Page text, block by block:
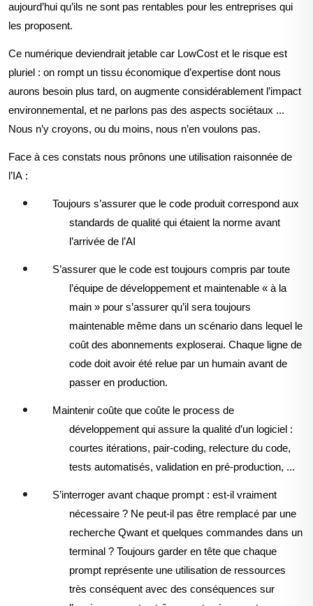
aujourd’hui qu’ils ne sont pas rentables pour les entreprises qui
les proposent.
Ce numérique deviendrait jetable car LowCost et le risque est
pluriel : on rompt un tissu économique d’expertise dont nous
aurons besoin plus tard, on augmente considérablement l’impact
environnemental, et ne parlons pas des aspects sociétaux ...
Nous n’y croyons, ou du moins, nous n’en voulons pas.
Face à ces constats nous prônons une utilisation raisonnée de
l’IA :
Toujours s’assurer que le code produit correspond aux
standards de qualité qui étaient la norme avant
l’arrivée de l’AI
S’assurer que le code est toujours compris par toute
l’équipe de développement et maintenable « à la
main » pour s’assurer qu’il sera toujours
maintenable même dans un scénario dans lequel le
coût des abonnements exploserai. Chaque ligne de
code doit avoir été relue par un humain avant de
passer en production.
Maintenir coûte que coûte le process de
développement qui assure la qualité d’un logiciel :
courtes itérations, pair-coding, relecture du code,
tests automatisés, validation en pré-production, ...
S’interroger avant chaque prompt : est-il vraiment
nécessaire ? Ne peut-il pas être remplacé par une
recherche Qwant et quelques commandes dans un
terminal ? Toujours garder en tête que chaque
prompt représente une utilisation de ressources
très conséquent avec des conséquences sur